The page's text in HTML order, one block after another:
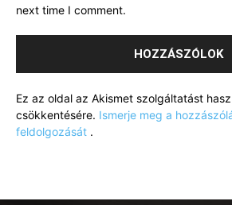
next time I comment.
Ez az oldal az Akismet szolgáltatást
csökkentésére. Ismerje meg a
feldolgozását .